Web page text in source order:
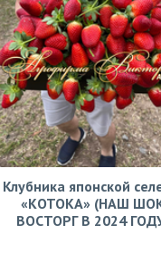
Клубника японской
«КОТОКА» (НАШ
ВОСТОРГ В 2024